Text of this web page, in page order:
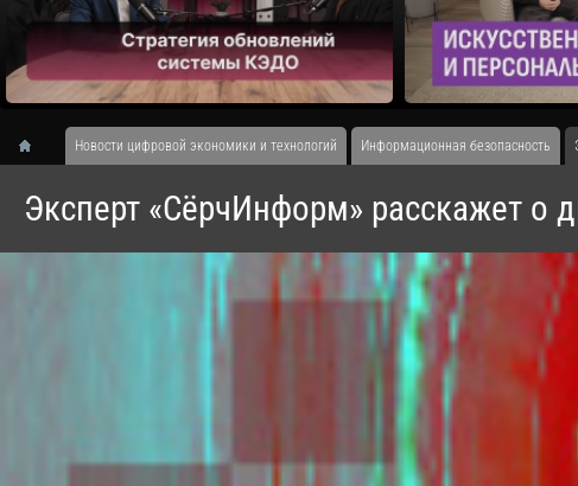
Новости цифровой экономики и технологий Информационная безопасность
Эксперт «СёрчИнформ» расскажет о